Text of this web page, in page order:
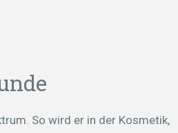
So wird er in der Kosmetik,